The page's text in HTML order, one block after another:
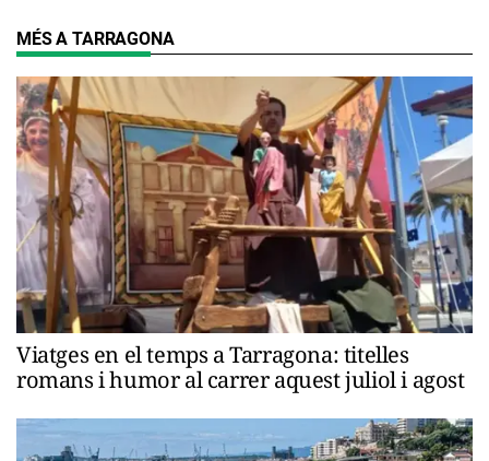
MÉS A TARRAGONA
Viatges en el temps a Tarragona: titelles
romans i humor al carrer aquest juliol i agost